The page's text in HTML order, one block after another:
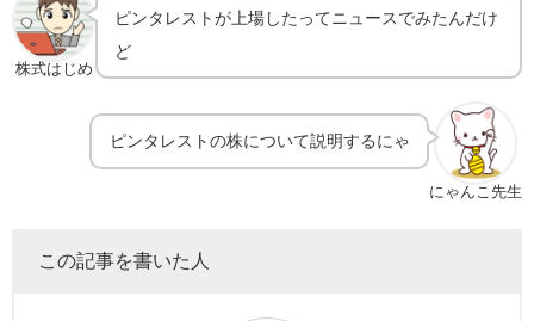
株式はじめ
ピンタレストが上場したってニュースでみたんだけ
ど
にゃんこ先生
ピンタレストの株について説明するにゃ
この記事を書いた人